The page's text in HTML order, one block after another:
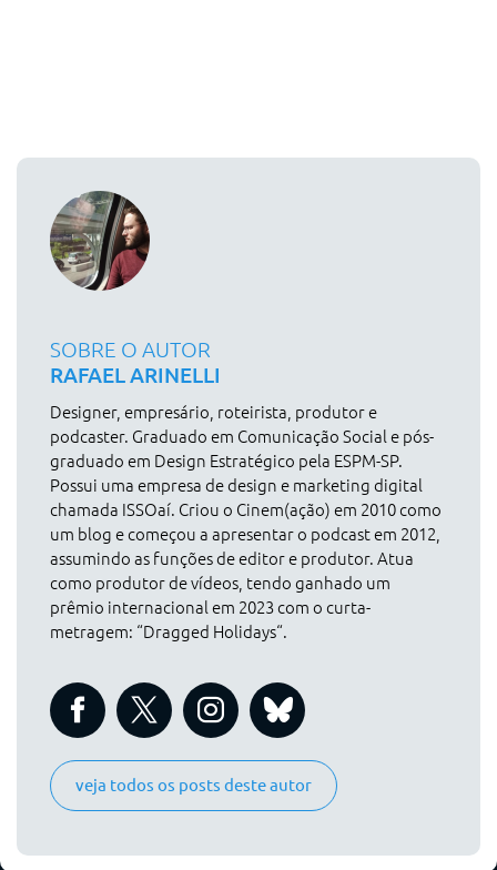
SOBRE O AUTOR
RAFAEL ARINELLI
Designer, empresário, roteirista, produtor e
podcaster. Graduado em Comunicação Social e pós-
graduado em Design Estratégico pela ESPM-SP.
Possui uma empresa de design e marketing digital
chamada ISSOaí. Criou o Cinem(ação) em 2010 como
um blog e começou a apresentar o podcast em 2012,
assumindo as funções de editor e produtor. Atua
como produtor de vídeos, tendo ganhado um
prêmio internacional em 2023 com o curta-
metragem: “Dragged Holidays“.
veja todos os posts deste autor